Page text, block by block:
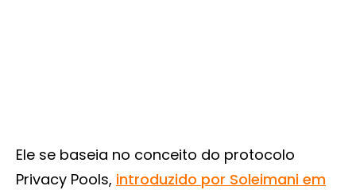
Ele se baseia no conceito do protocolo
Privacy Pools, introduzido por Soleimani em